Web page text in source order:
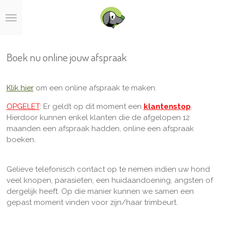
direct
hoofdinhoud
Boek nu online jouw afspraak
Klik hierom een online afspraak te maken.
OPGELET: Er geldt op dit moment een klantenstop.
Hierdoor kunnen enkel klanten die de afgelopen 12
maanden een afspraak hadden, online een afspraak
boeken.
Gelieve telefonisch contact op te nemen indien uw hond
veel knopen, parasieten, een huidaandoening, angsten of
dergelijk heeft. Op die manier kunnen we samen een
gepast moment vinden voor zijn/haar trimbeurt.